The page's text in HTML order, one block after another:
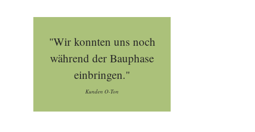
"Wir konnten uns noch
während der Bauphase
einbringen."
Kunden O-Ton